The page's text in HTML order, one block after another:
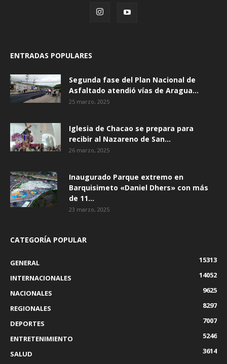
ENTRADAS POPULARES
Segunda fase del Plan Nacional de
Asfaltado atendió vías de Aragua...
25 marzo, 2025
Iglesia de Chacao se prepara para
recibir al Nazareno de San...
26 marzo, 2025
Inaugurado Parque extremo en
Barquisimeto «Daniel Dhers» con más
de 11...
23 marzo, 2025
CATEGORÍA POPULAR
GENERAL
15313
INTERNACIONALES
14052
NACIONALES
9625
REGIONALES
8297
DEPORTES
7007
ENTRETENIMIENTO
5246
SALUD
3614